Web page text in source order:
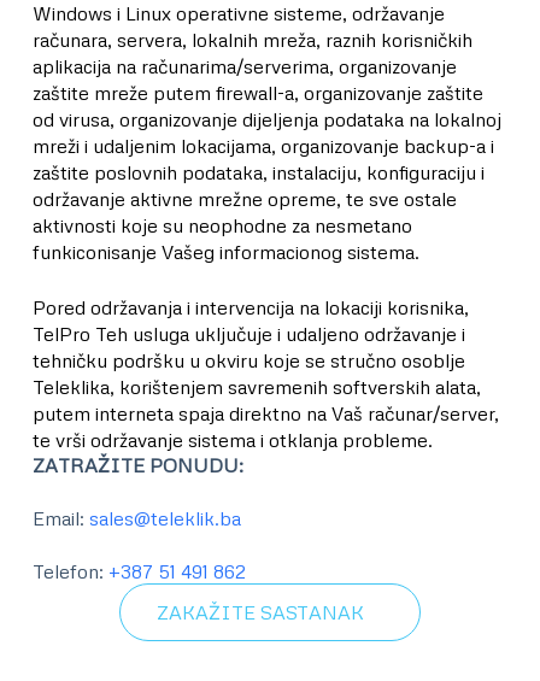
Windows i Linux operativne sisteme, održavanje
računara, servera, lokalnih mreža, raznih korisničkih
aplikacija na računarima/serverima, organizovanje
zaštite mreže putem firewall-a, organizovanje zaštite
od virusa, organizovanje dijeljenja podataka na lokalnoj
mreži i udaljenim lokacijama, organizovanje backup-a i
zaštite poslovnih podataka, instalaciju, konfiguraciju i
održavanje aktivne mrežne opreme, te sve ostale
aktivnosti koje su neophodne za nesmetano
funkiconisanje Vašeg informacionog sistema.
Pored održavanja i intervencija na lokaciji korisnika,
TelPro Teh usluga uključuje i udaljeno održavanje i
tehničku podršku u okviru koje se stručno osoblje
Teleklika, korištenjem savremenih softverskih alata,
putem interneta spaja direktno na Vaš računar/server,
te vrši održavanje sistema i otklanja probleme.
ZATRAŽITE PONUDU:
Email: sales@teleklik.ba
Telefon: +387 51 491 862
ZAKAŽITE SASTANAK